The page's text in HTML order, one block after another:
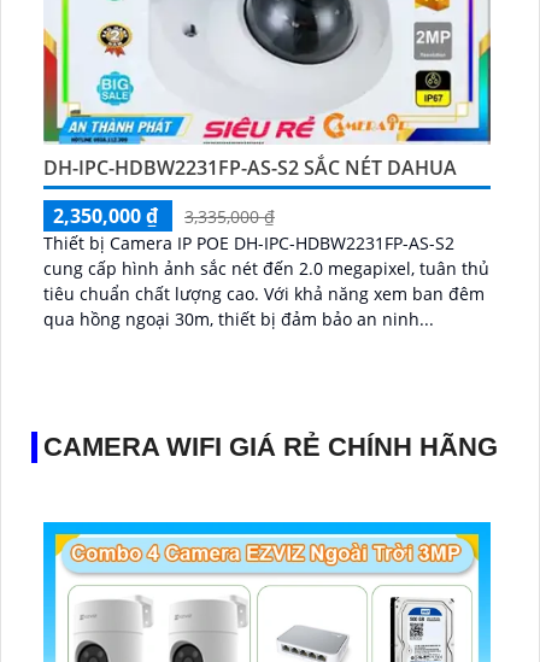
DH-IPC-HDBW2231FP-AS-S2 SẮC NÉT DAHUA
2,350,000 ₫
3,335,000 ₫
Thiết bị Camera IP POE DH-IPC-HDBW2231FP-AS-S2
cung cấp hình ảnh sắc nét đến 2.0 megapixel, tuân thủ
tiêu chuẩn chất lượng cao. Với khả năng xem ban đêm
qua hồng ngoại 30m, thiết bị đảm bảo an ninh...
CAMERA WIFI GIÁ RẺ CHÍNH HÃNG